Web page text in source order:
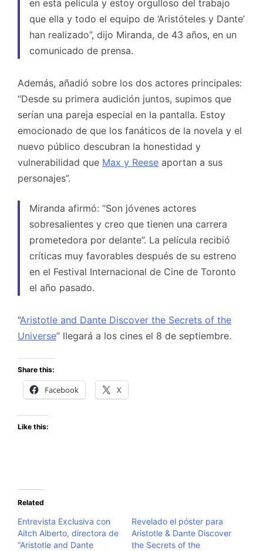
en esta película y estoy orgulloso del trabajo
que ella y todo el equipo de ‘Aristóteles y Dante’
han realizado”, dijo Miranda, de 43 años, en un
comunicado de prensa.
Además, añadió sobre los dos actores principales:
“Desde su primera audición juntos, supimos que
serían una pareja especial en la pantalla. Estoy
emocionado de que los fanáticos de la novela y el
nuevo público descubran la honestidad y
vulnerabilidad que Max y Reese aportan a sus
personajes”.
Miranda afirmó: “Son jóvenes actores
sobresalientes y creo que tienen una carrera
prometedora por delante”. La película recibió
críticas muy favorables después de su estreno
en el Festival Internacional de Cine de Toronto
el año pasado.
“Aristotle and Dante Discover the Secrets of the
Universe” llegará a los cines el 8 de septiembre.
Share this:
Facebook X
Like this:
Related
Entrevista Exclusiva con
Aitch Alberto, directora de
“Aristotle and Dante
Revelado el póster para
Aristotle & Dante Discover
the Secrets of the